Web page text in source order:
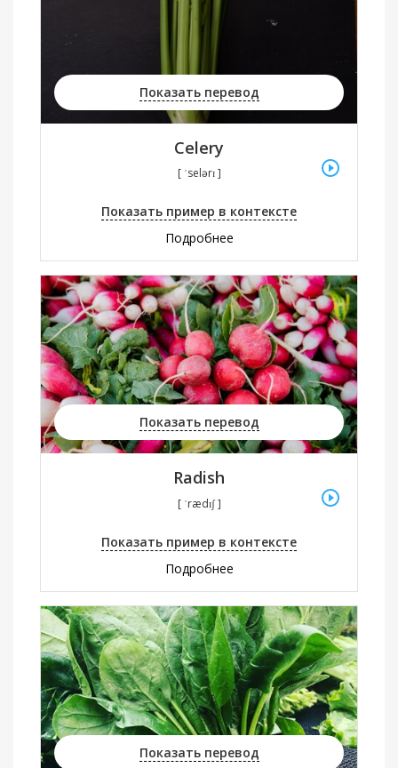
Показать перевод
Celery
[ ˈselərɪ ]
Показать пример в контексте
Подробнее
Показать перевод
Radish
[ ˈrædɪʃ ]
Показать пример в контексте
Подробнее
Показать перевод